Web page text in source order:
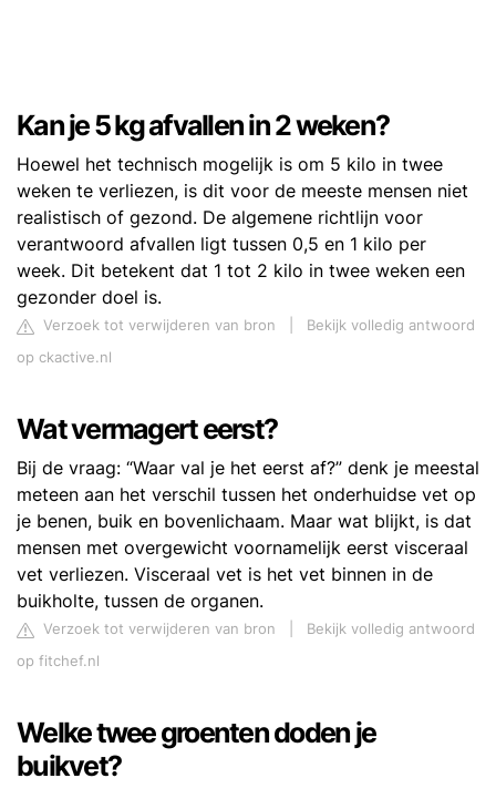
Kan je 5 kg afvallen in 2 weken?
Hoewel het technisch mogelijk is om 5 kilo in twee
weken te verliezen, is dit voor de meeste mensen niet
realistisch of gezond. De algemene richtlijn voor
verantwoord afvallen ligt tussen 0,5 en 1 kilo per
week. Dit betekent dat 1 tot 2 kilo in twee weken een
gezonder doel is.
Verzoek tot verwijderen van bron
Bekijk volledig antwoord
op ckactive.nl
Wat vermagert eerst?
Bij de vraag: “Waar val je het eerst af?” denk je meestal
meteen aan het verschil tussen het onderhuidse vet op
je benen, buik en bovenlichaam. Maar wat blijkt, is dat
mensen met overgewicht voornamelijk eerst visceraal
vet verliezen. Visceraal vet is het vet binnen in de
buikholte, tussen de organen.
Verzoek tot verwijderen van bron
Bekijk volledig antwoord
op fitchef.nl
Welke twee groenten doden je
buikvet?